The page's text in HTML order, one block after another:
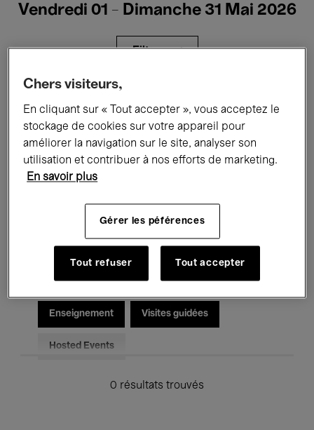
Vendredi 01 - Dimanche 31 Mai 2026
Filtres
Expositions Films Performances
Rencontres & Débats Jazz
Musique électronique
Pour tous Kids’ Palace
Enseignement Visites guidées
Hosted Events
0 résultats trouvés
Chers visiteurs,
En cliquant sur « Tout accepter », vous acceptez le
stockage de cookies sur votre appareil pour
améliorer la navigation sur le site, analyser son
utilisation et contribuer à nos efforts de marketing.
En savoir plus
Gérer les péférences
Tout refuser Tout accepter